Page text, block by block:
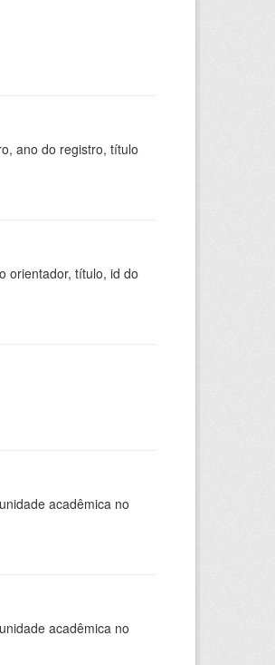
ano do registro, título
orientador, título, id do
acadêmica no
acadêmica no